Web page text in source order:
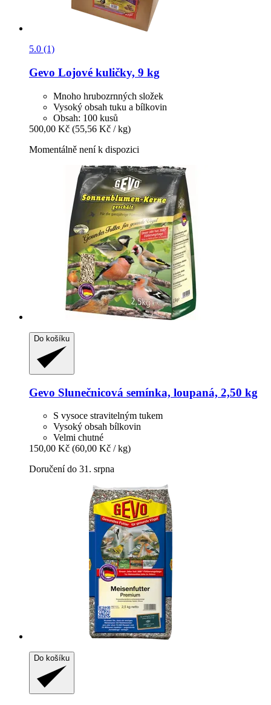
5.0 (1)
Gevo Lojové kuličky, 9 kg
Mnoho hrubozrnných složek
Vysoký obsah tuku a bílkovin
Obsah: 100 kusů
500,00 Kč (55,56 Kč / kg)
Momentálně není k dispozici
Do košíku
Gevo Slunečnicová semínka, loupaná, 2,50 kg
S vysoce stravitelným tukem
Vysoký obsah bílkovin
Velmi chutné
150,00 Kč (60,00 Kč / kg)
Doručení do 31. srpna
Do košíku